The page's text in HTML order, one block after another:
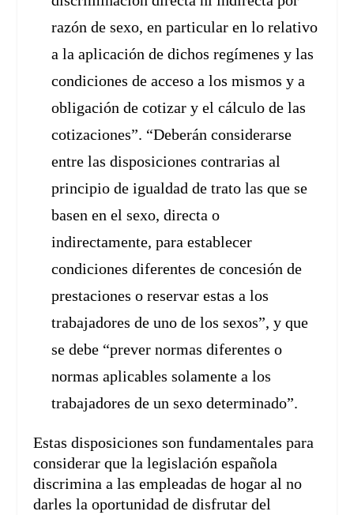
razón de sexo, en particular en lo relativo
a la aplicación de dichos regímenes y las
condiciones de acceso a los mismos y a
obligación de cotizar y el cálculo de las
cotizaciones”. “Deberán considerarse
entre las disposiciones contrarias al
principio de igualdad de trato las que se
basen en el sexo, directa o
indirectamente, para establecer
condiciones diferentes de concesión de
prestaciones o reservar estas a los
trabajadores de uno de los sexos”, y que
se debe “prever normas diferentes o
normas aplicables solamente a los
trabajadores de un sexo determinado”.
Estas disposiciones son fundamentales para
considerar que la legislación española
discrimina a las empleadas de hogar al no
darles la oportunidad de disfrutar del